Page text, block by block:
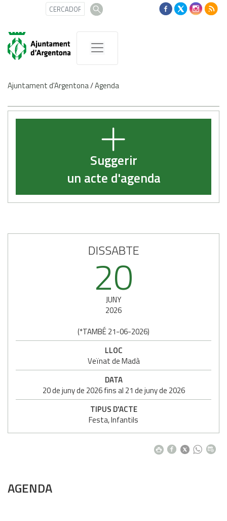
Ajuntament d'Argentona/Agenda
Suggerir
un acte d'agenda
AGENDA
DISSABTE
20
JUNY
2026
(*TAMBÉ 21-06-2026)
LLOC
Veïnat de Madà
DATA
20dejunyde 2026fins al 21 dejunyde 2026
TIPUS D'ACTE
Festa, Infantils